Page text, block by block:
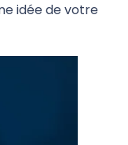
idée de votre